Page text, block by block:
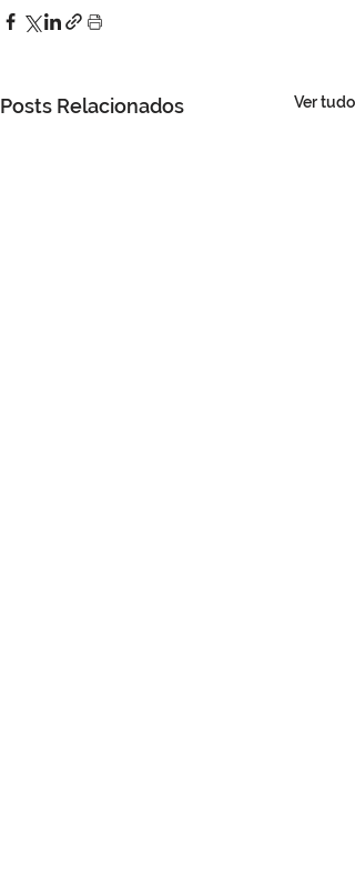
Posts Relacionados Ver tudo